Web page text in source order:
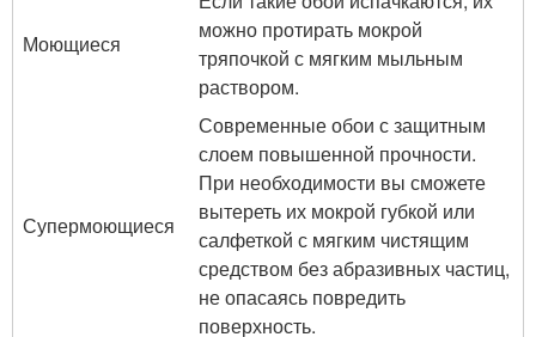
Моющиеся
можно протирать мокрой
тряпочкой с мягким мыльным
раствором.
Супермоющиеся
Современные обои с защитным
слоем повышенной прочности.
При необходимости вы сможете
вытереть их мокрой губкой или
салфеткой с мягким чистящим
средством без абразивных частиц,
не опасаясь повредить
поверхность.